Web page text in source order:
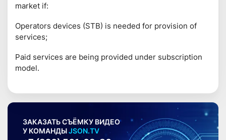
market if:
Operators devices (STB) is needed for provision of
services;
Paid services are being provided under subscription
model.
ЗАКАЗАТЬ СЪЁМКУ ВИДЕО
У КОМАНДЫJSON.TV